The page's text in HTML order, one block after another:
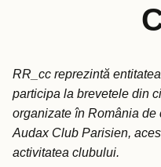
RR_cc reprezintă
participa la brevetele din
organizate în România
Audax Club Parisien,
activitatea clubului.